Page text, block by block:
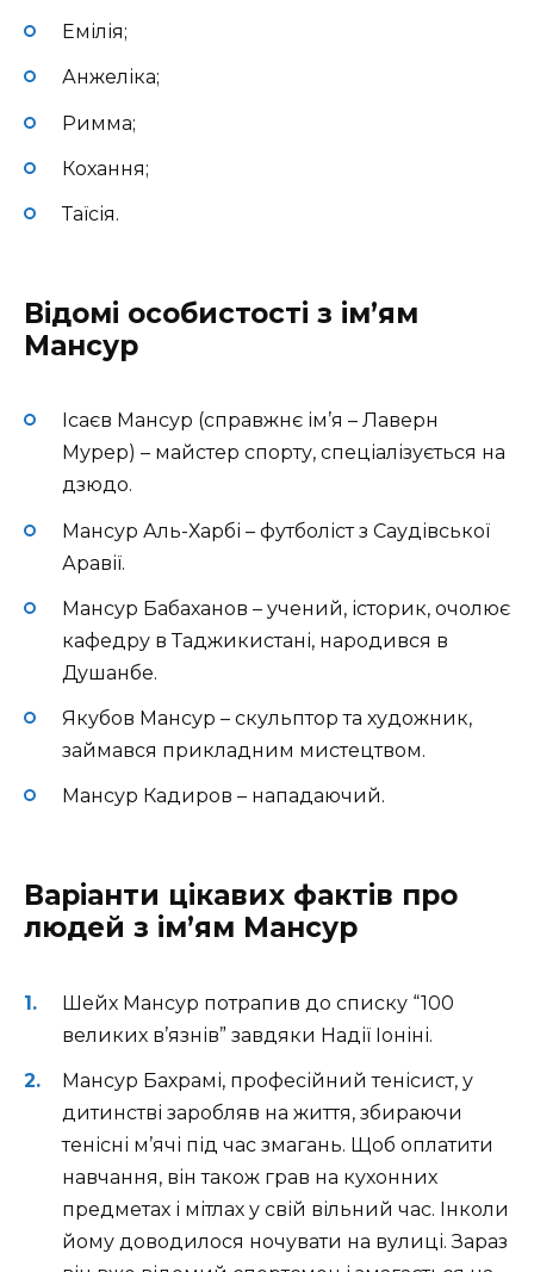
Емілія;
Анжеліка;
Римма;
Кохання;
Таїсія.
Відомі особистості з ім’ям
Мансур
Ісаєв Мансур (справжнє ім’я – Лаверн
Мурер) – майстер спорту, спеціалізується на
дзюдо.
Мансур Аль-Харбі – футболіст з Саудівської
Аравії.
Мансур Бабаханов – учений, історик, очолює
кафедру в Таджикистані, народився в
Душанбе.
Якубов Мансур – скульптор та художник,
займався прикладним мистецтвом.
Мансур Кадиров – нападаючий.
Варіанти цікавих фактів про
людей з ім’ям Мансур
Шейх Мансур потрапив до списку “100
великих в’язнів” завдяки Надії Іоніні.
Мансур Бахрамі, професійний тенісист, у
дитинстві заробляв на життя, збираючи
тенісні м’ячі під час змагань. Щоб оплатити
навчання, він також грав на кухонних
предметах і мітлах у свій вільний час. Інколи
йому доводилося ночувати на вулиці. Зараз